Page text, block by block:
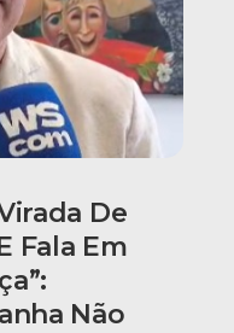
De
Fala Em
Não